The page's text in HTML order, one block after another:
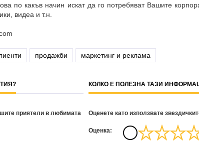
по какъв начин искат да го потребяват Вашите
видеа и т.н.
продажби маркетинг и реклама
приятели в любимата
КОЛКО Е ПОЛЕЗНА ТАЗИ
Оценете като използвате
Oценка: